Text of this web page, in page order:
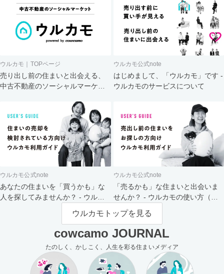
ウルカモ｜TOPページ
売り出し前の住まいと出会える、
中古不動産のソーシャルマーケッ
ウルカモ公式note
はじめまして、「ウルカモ」です -
ウルカモのサービスについて
ウルカモ公式note
あなたの住まいを「買うかも」な
人を探してみませんか？ - ウルカ
ウルカモ公式note
「売るかも」な住まいと出会いま
せんか？ - ウルカモの使い方（買
主さま向け）
ウルカモトップを見る
cowcamo JOURNAL
たのしく、かしこく、人生を彩る住まいメディア